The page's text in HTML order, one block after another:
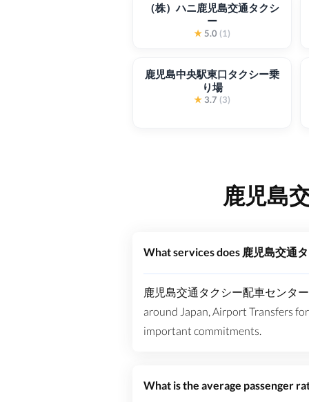
（株）ハニ鹿児島交通タクシ
ー
★ 5.0 (1)
鹿児島中央駅東口タクシー乗
り場
★ 3.7 (3)
鹿児島
What services does 鹿児島交通
鹿児島交通タクシー配車センタ
around Japan, Airport Transfers
important commitments.
What is the average passenger